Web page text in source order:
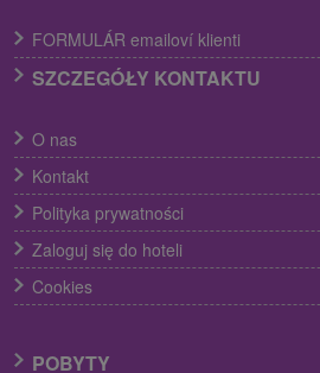
FORMULÁR emailoví klienti
SZCZEGÓŁY KONTAKTU
O nas
Kontakt
Polityka prywatności
Zaloguj się do hoteli
Cookies
POBYTY